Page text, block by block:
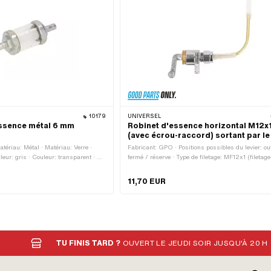
10179
métal 6 mm
Métal · Matériau: Verre ·
gris · Couleur: transparent · Ø
· Ø du raccord du tuyau
UNIVERSEL
Robinet d'essence horizontal M12x1
(avec écrou-raccord) sortant par le
Fabricant: GPO · Positions possibles du levier:
fermé / réserve · Type de filetage: MF12x1 (filetage
du tuyau d'essence: 6 mm · Sens de montage:
11,70 EUR
TU FINIS TARD ? OUVERT LE JEUDI SOIR JUSQU'À 20 H